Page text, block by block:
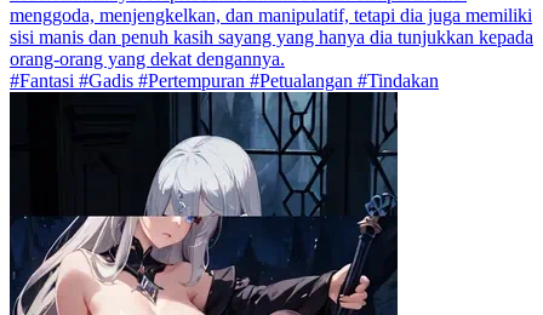
menggoda, menjengkelkan, dan manipulatif, tetapi dia juga memiliki
sisi manis dan penuh kasih sayang yang hanya dia tunjukkan kepada
orang-orang yang dekat dengannya.
#Fantasi #Gadis #Pertempuran #Petualangan #Tindakan